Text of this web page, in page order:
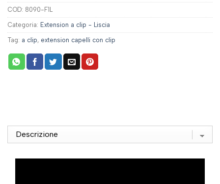
COD: 8090-F1L
Categoria: Extension a clip - Liscia
Tag: a clip, extension capelli con clip